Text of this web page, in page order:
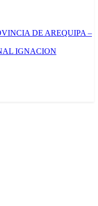
DE AREQUIPA –
IGNACION